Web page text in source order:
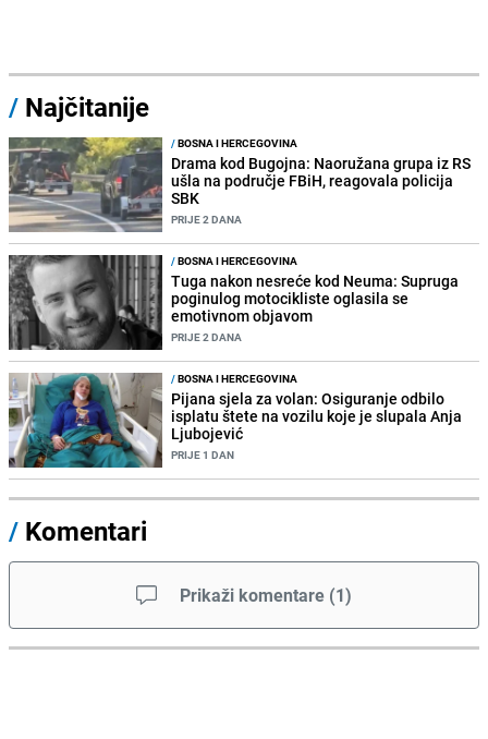
/ Najčitanije
/BOSNA I HERCEGOVINA
Drama kod Bugojna: Naoružana grupa iz RS
ušla na područje FBiH, reagovala policija
SBK
PRIJE 2 DANA
/BOSNA I HERCEGOVINA
Tuga nakon nesreće kod Neuma: Supruga
poginulog motocikliste oglasila se
emotivnom objavom
PRIJE 2 DANA
/BOSNA I HERCEGOVINA
Pijana sjela za volan: Osiguranje odbilo
isplatu štete na vozilu koje je slupala Anja
Ljubojević
PRIJE 1 DAN
/ Komentari
Prikaži komentare (1)